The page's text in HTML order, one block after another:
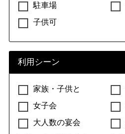
駐車場
子供可
利用シーン
家族・子供と
女子会
大人数の宴会